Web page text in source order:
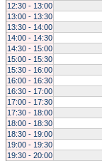
12:30 - 13:00
13:00 - 13:30
13:30 - 14:00
14:00 - 14:30
14:30 - 15:00
15:00 - 15:30
15:30 - 16:00
16:00 - 16:30
16:30 - 17:00
17:00 - 17:30
17:30 - 18:00
18:00 - 18:30
18:30 - 19:00
19:00 - 19:30
19:30 - 20:00